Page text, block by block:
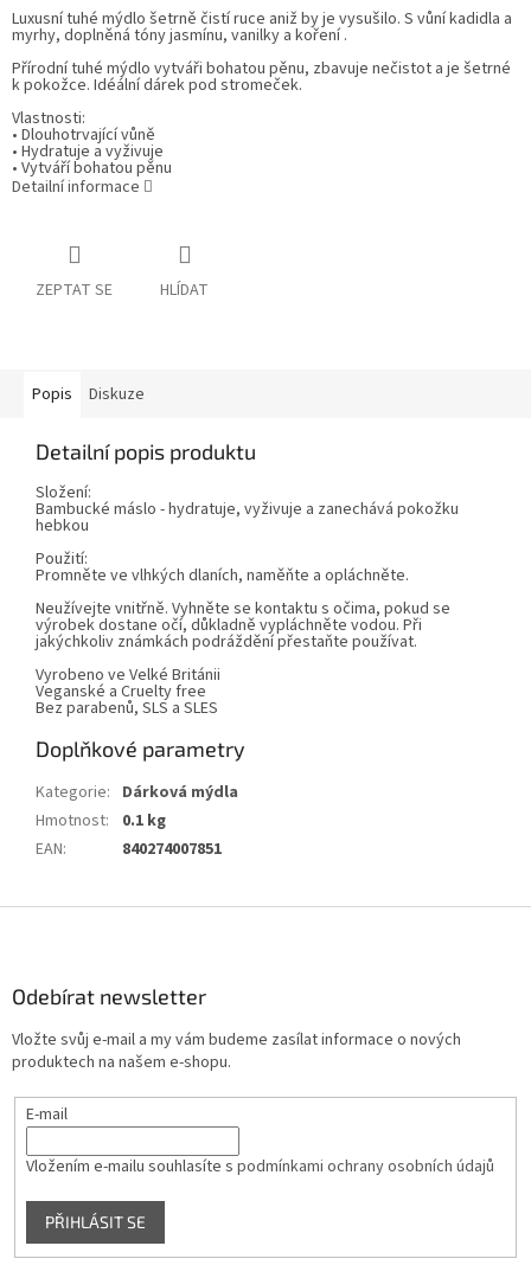
Luxusní tuhé mýdlo šetrně čistí ruce aniž by je vysušilo. S vůní kadidla a
myrhy, doplněná tóny jasmínu, vanilky a koření .
Přírodní tuhé mýdlo vytváři bohatou pěnu, zbavuje nečistot a je šetrné
k pokožce. Idéální dárek pod stromeček.
Vlastnosti:
• Dlouhotrvající vůně
• Hydratuje a vyživuje
• Vytváří bohatou pěnu
Detailní informace
ZEPTAT SE HLÍDAT
Popis Diskuze
Detailní popis produktu
Složení:
Bambucké máslo - hydratuje, vyživuje a zanechává pokožku
hebkou
Použití:
Promněte ve vlhkých dlaních, naměňte a opláchněte.
Neužívejte vnitřně. Vyhněte se kontaktu s očima, pokud se
výrobek dostane očí, důkladně vypláchněte vodou. Při
jakýchkoliv známkách podráždění přestaňte používat.
Vyrobeno ve Velké Británii
Veganské a Cruelty free
Bez parabenů, SLS a SLES
Doplňkové parametry
Kategorie: Dárková mýdla
Hmotnost:
0.1 kg
EAN: 840274007851
Odebírat newsletter
Vložte svůj e-mail a my vám budeme zasílat informace o nových
produktech na našem e-shopu.
E-mail
Vložením e-mailu souhlasíte s podmínkami ochrany osobních údajů
PŘIHLÁSIT SE